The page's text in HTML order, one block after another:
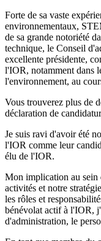
Forte de sa vaste
environnementaux,
de sa grande notoriété
technique, le Conseil
excellente présidente,
l'IOR, notamment dans
l'environnement, au
Vous trouverez plus de
déclaration de
Je suis ravi d'avoir été
l'IOR comme leur
élu de l'IOR.
Mon implication au sein
activités et notre
les rôles et
bénévolat actif à l'IOR,
d'administration, le